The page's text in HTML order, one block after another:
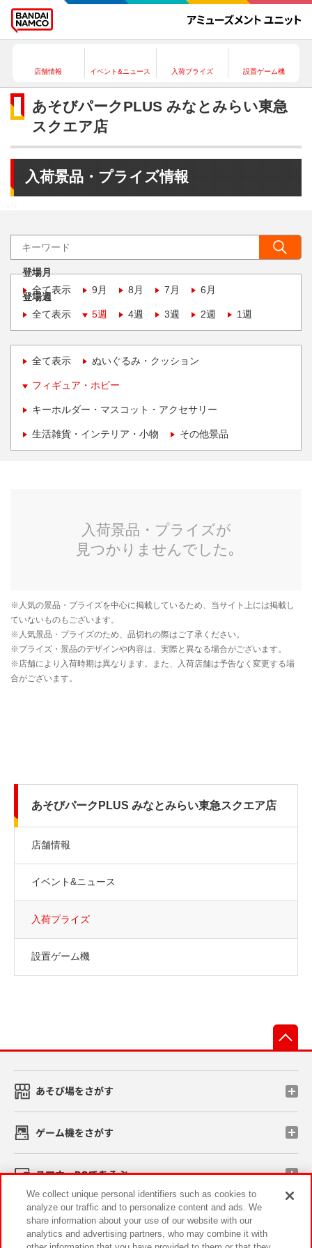
店舗情報 イベント&ニュース 入荷プライズ 設置ゲーム機
あそびパークPLUS みなとみらい東急
スクエア店
入荷景品・プライズ情報
登場月
全て表示
9月 8月 7月 6月
登場週
全て表示
5週 4週 3週 2週 1週
全て表示 ぬいぐるみ・クッション
フィギュア・ホビー
キーホルダー・マスコット・アクセサリー
生活雑貨・インテリア・小物 その他景品
あそびパークPLUS みなとみらい東急スクエア店
店舗情報
イベント&ニュース
入荷プライズ
設置ゲーム機
あそび場をさがす
ゲーム機をさがす
スマホ・PCであそぶ
イベント・キャンペーン
We collect unique personal identifiers such as cookies to
analyze our traffic and to personalize content and ads. We
share information about your use of our website with our
analytics and advertising partners, who may combine it with